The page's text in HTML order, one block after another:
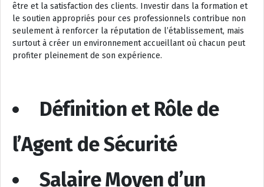
être et la satisfaction des clients. Investir dans la formation et
le soutien appropriés pour ces professionnels contribue non
seulement à renforcer la réputation de l’établissement, mais
surtout à créer un environnement accueillant où chacun peut
profiter pleinement de son expérience.
Définition et Rôle de
l’Agent de Sécurité
Salaire Moyen d’un